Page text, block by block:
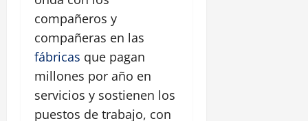
compañeros y
compañeras en las
fábricas que pagan
millones por año en
servicios y sostienen los
puestos de trabajo, con